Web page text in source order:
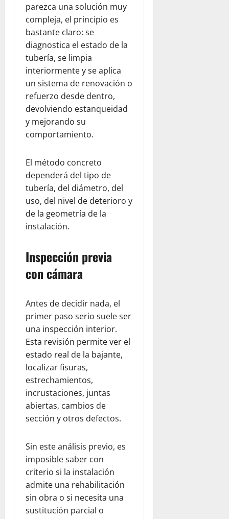
parezca una solución muy
compleja, el principio es
bastante claro: se
diagnostica el estado de la
tubería, se limpia
interiormente y se aplica
un sistema de renovación o
refuerzo desde dentro,
devolviendo estanqueidad
y mejorando su
comportamiento.
El método concreto
dependerá del tipo de
tubería, del diámetro, del
uso, del nivel de deterioro y
de la geometría de la
instalación.
Inspección previa
con cámara
Antes de decidir nada, el
primer paso serio suele ser
una inspección interior.
Esta revisión permite ver el
estado real de la bajante,
localizar fisuras,
estrechamientos,
incrustaciones, juntas
abiertas, cambios de
sección y otros defectos.
Sin este análisis previo, es
imposible saber con
criterio si la instalación
admite una rehabilitación
sin obra o si necesita una
sustitución parcial o